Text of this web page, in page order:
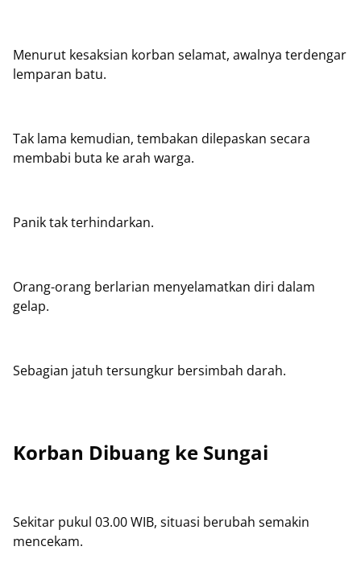
Menurut kesaksian korban selamat, awalnya terdengar
lemparan batu.
Tak lama kemudian, tembakan dilepaskan secara
membabi buta ke arah warga.
Panik tak terhindarkan.
Orang-orang berlarian menyelamatkan diri dalam
gelap.
Sebagian jatuh tersungkur bersimbah darah.
Korban Dibuang ke Sungai
Sekitar pukul 03.00 WIB, situasi berubah semakin
mencekam.